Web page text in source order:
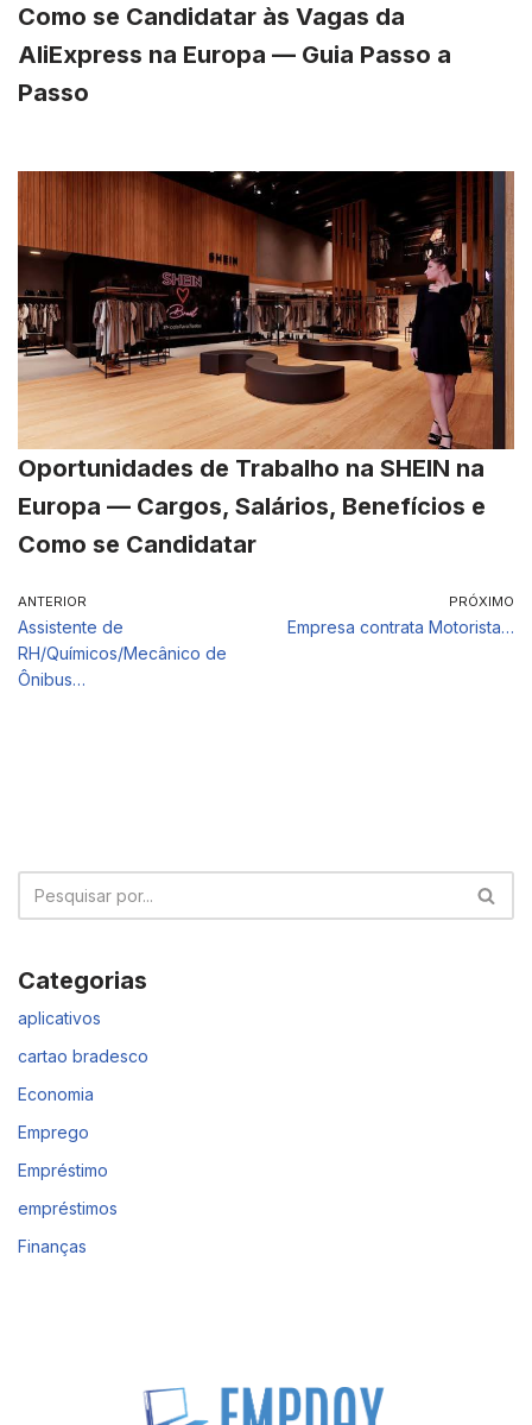
Como se Candidatar às Vagas da
AliExpress na Europa — Guia Passo a
Passo
Oportunidades de Trabalho na SHEIN na
Europa — Cargos, Salários, Benefícios e
Como se Candidatar
ANTERIOR
Assistente de
RH/Químicos/Mecânico de
Ônibus…
PRÓXIMO
Empresa contrata Motorista…
Categorias
aplicativos
cartao bradesco
Economia
Emprego
Empréstimo
empréstimos
Finanças